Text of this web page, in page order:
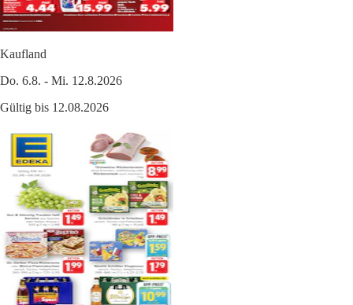
Kaufland
Do. 6.8. - Mi. 12.8.2026
Gültig bis 12.08.2026